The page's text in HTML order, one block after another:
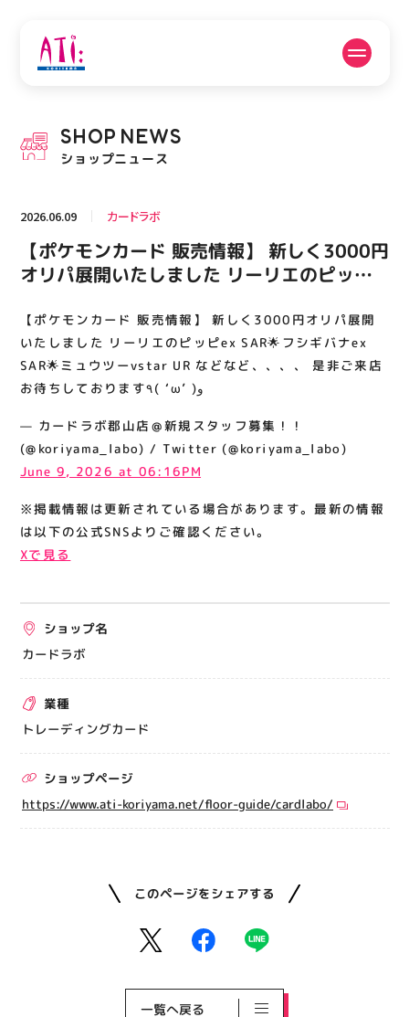
PICK UP NEWS
ピックアップニュース
フロアガイド 営業時間
ACCESS
アクセス・駐車場
RECRUIT
スタッフ募集
関連情報
お知らせ
プライバシーポリシー
サイトポリシー
出店をご検討の方へ
テナント出店募集
催事出店募集
アティビジョンについて
SHOP NEWS
ショップニュース
2026.06.09 カードラボ
【ポケモンカード 販売情報】 新しく3000円
オリパ展開いたしました リーリエのピッピ
vstar UR などなど、、、、 是非ご来店お待
ちしております٩( ‘ω’ )و
【ポケモンカード 販売情報】 新しく3000円オリパ展開
いたしました リーリエのピッピex SAR🌟フシギバナex
SAR🌟ミュウツーvstar UR などなど、、、、 是非ご来店
お待ちしております٩( ‘ω’ )و
— カードラボ郡山店＠新規スタッフ募集！！
(@koriyama_labo) / Twitter (@koriyama_labo)
June 9, 2026 at 06:16PM
※掲載情報は更新されている場合があります。最新の情報
は以下の公式SNSよりご確認ください。
Xで見る
ショップ名
カードラボ
業種
トレーディングカード
ショップページ
https://www.ati-koriyama.net/floor-guide/cardlabo/
このページをシェアする
一覧へ戻る